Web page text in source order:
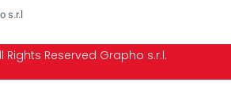
s.r.l
Rights Reserved Grapho s.r.l.